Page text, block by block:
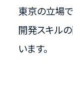
東京の立場
開発スキル
います。